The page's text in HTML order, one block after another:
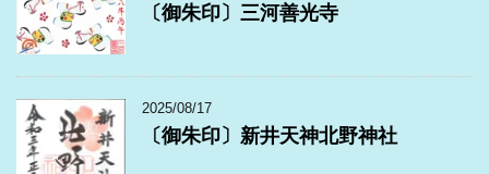
〔御朱印〕三河善光寺
2025/08/17
〔御朱印〕新井天神北野神社